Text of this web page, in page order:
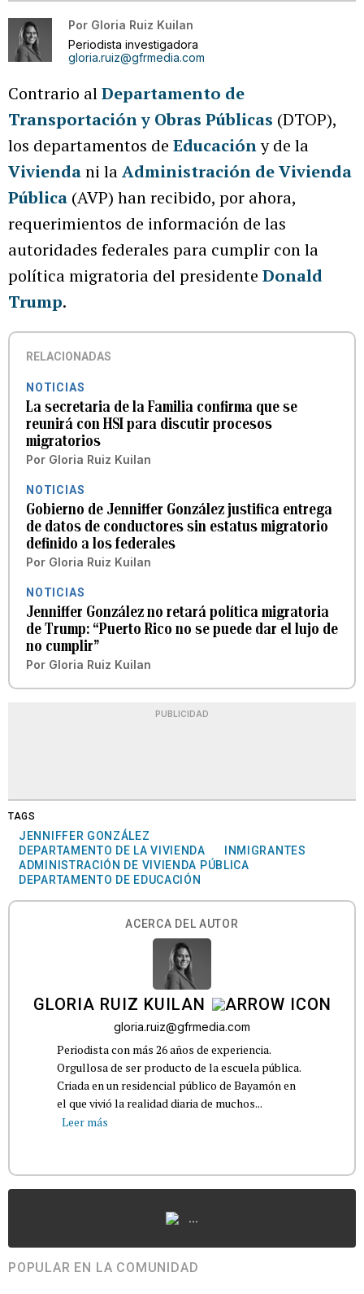
Por Gloria Ruiz Kuilan
Periodista investigadora
gloria.ruiz@gfrmedia.com
Contrario alDepartamento de
Transportación y Obras Públicas (DTOP),
los departamentos de Educacióny de la
Viviendani laAdministración de Vivienda
Pública (AVP) han recibido, por ahora,
requerimientos de información de las
autoridades federales para cumplir con la
política migratoria del presidente Donald
Trump.
RELACIONADAS
NOTICIAS
La secretaria de la Familia confirma que se
reunirá con HSI para discutir procesos
migratorios
Por Gloria Ruiz Kuilan
NOTICIAS
Gobierno de Jenniffer González justifica entrega
de datos de conductores sin estatus migratorio
definido a los federales
Por Gloria Ruiz Kuilan
NOTICIAS
Jenniffer González no retará política migratoria
de Trump: “Puerto Rico no se puede dar el lujo de
no cumplir”
Por Gloria Ruiz Kuilan
PUBLICIDAD
TAGS
JENNIFFER GONZÁLEZ
DEPARTAMENTO DE LA VIVIENDA
INMIGRANTES
ADMINISTRACIÓN DE VIVIENDA PÚBLICA
DEPARTAMENTO DE EDUCACIÓN
ACERCA DEL AUTOR
GLORIA RUIZ KUILAN
gloria.ruiz@gfrmedia.com
Periodista con más 26 años de experiencia.
Orgullosa de ser producto de la escuela pública.
Criada en un residencial público de Bayamón en
el que vivió la realidad diaria de muchos...
Leer más
...
POPULAR EN LA COMUNIDAD